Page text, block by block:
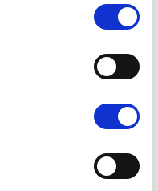
видите: каждый